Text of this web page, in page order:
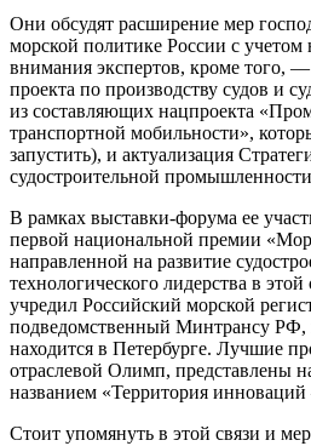
Они обсудят расширение мер
морской политике России с
внимания экспертов, кроме того,
проекта по производству судов и
из составляющих нацпроекта
транспортной мобильности»,
запустить), и актуализация
судостроительной
В рамках выставки-форума ее
первой национальной премии
направленной на развитие
технологического лидерства в
учредил Российский морской
подведомственный Минтрансу РФ,
находится в Петербурге. Лучшие
отраслевой Олимп, представлены
названием «Территория
Стоит упомянуть в этой связи и